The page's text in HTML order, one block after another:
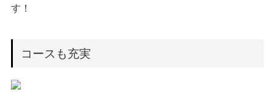
す！
コースも充実